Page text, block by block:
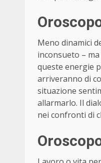
Meno dinamici
inconsueto –
queste energie
arriveranno di
situazione
allarmarlo. Il
nei confronti di